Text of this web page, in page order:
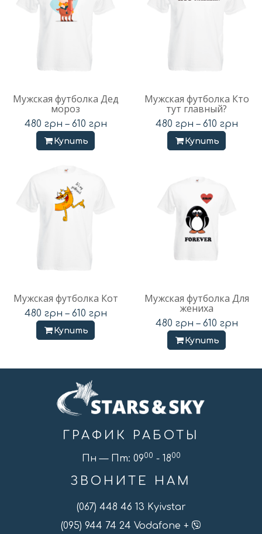
Мужская футболка Дед
мороз
480 грн – 610 грн
Купить
Мужская футболка Кто
тут главный?
480 грн – 610 грн
Купить
Мужская футболка Кот
480 грн – 610 грн
Купить
Мужская футболка Для
жениха
480 грн – 610 грн
Купить
ГРАФИК РАБОТЫ
Пн — Пт: 0900 - 1800
ЗВОНИТЕ НАМ
(067) 448 46 13 Kyivstar
(095) 944 74 24 Vodafone +